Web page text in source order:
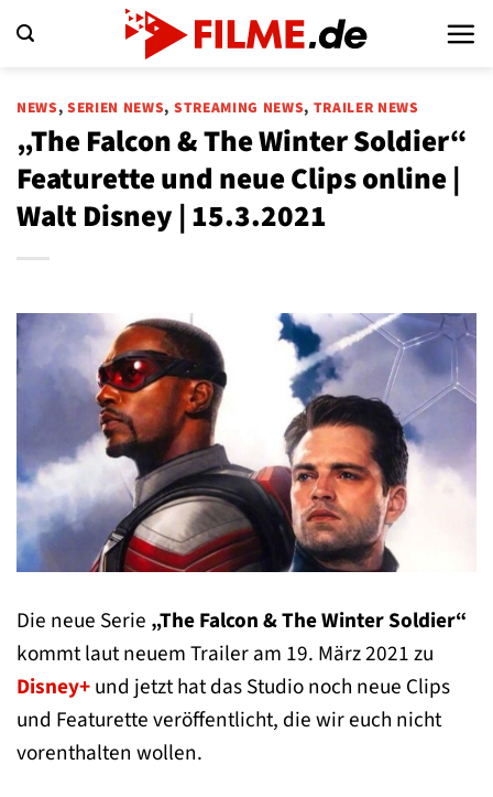
Inhalt
NEWS,SERIEN NEWS, STREAMING NEWS, TRAILER NEWS
„The Falcon & The Winter Soldier“
Featurette und neue Clips online |
Walt Disney | 15.3.2021
Die neue Serie „The Falcon & The Winter Soldier“
kommt laut neuem Trailer am 19. März 2021 zu
Disney+und jetzt hat das Studio noch neue Clips
und Featurette veröffentlicht, die wir euch nicht
vorenthalten wollen.